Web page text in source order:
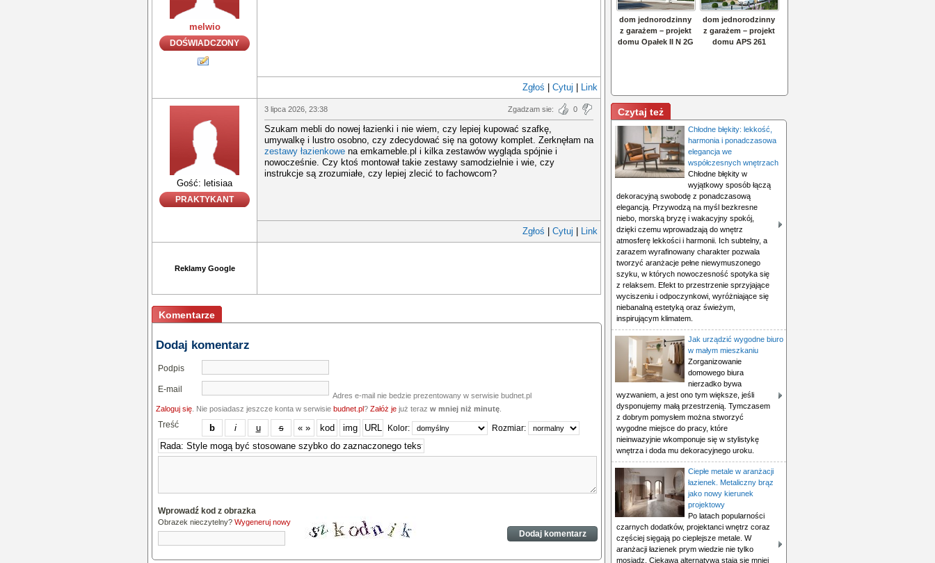
melwio
DOŚWIADCZONY
Zgłoś Cytuj Link
Gość: letisiaa
PRAKTYKANT
3 lipca 2026, 23:38 Zgadzam sie: 0
Szukam mebli do nowej łazienki i nie wiem, czy lepiej kupować szafkę,
umywalkę i lustro osobno, czy zdecydować się na gotowy komplet. Zerknęłam na
zestawy łazienkowe na emkameble.pl i kilka zestawów wygląda spójnie i
nowocześnie. Czy ktoś montował takie zestawy samodzielnie i wie, czy
instrukcje są zrozumiałe, czy lepiej zlecić to fachowcom?
Zgłoś Cytuj Link
Reklamy Google
Komentarze
Dodaj komentarz
Podpis
E-mail
Adres e-mail nie bedzie prezentowany w serwisie budnet.pl
Zaloguj się . Nie posiadasz jeszcze konta w serwisie budnet.pl? Załóż je już teraz w mniej niż minutę
Treść Kolor: Rozmiar:
Wprowadź kod z obrazka
Obrazek nieczytelny? Wygeneruj nowy
Czytaj też
Chłodne błękity: lekkość,
harmonia i ponadczasowa
elegancja we
współczesnych wnętrzach
Chłodne błękity w
wyjątkowy sposób łączą
dekoracyjną swobodę z ponadczasową
elegancją. Przywodzą na myśl bezkresne
niebo, morską bryzę i wakacyjny spokój,
dzięki czemu wprowadzają do wnętrz
atmosferę lekkości i harmonii. Ich subtelny, a
zarazem wyrafinowany charakter pozwala
tworzyć aranżacje pełne niewymuszonego
szyku, w których nowoczesność spotyka się
z relaksem. Efekt to przestrzenie sprzyjające
wyciszeniu i odpoczynkowi, wyróżniające się
niebanalną estetyką oraz świeżym,
inspirującym klimatem.
Jak urządzić wygodne biuro
w małym mieszkaniu
Zorganizowanie
domowego biura
nierzadko bywa
wyzwaniem, a jest ono tym większe, jeśli
dysponujemy małą przestrzenią. Tymczasem
z dobrym pomysłem można stworzyć
wygodne miejsce do pracy, które
nieinwazyjnie wkomponuje się w stylistykę
wnętrza i doda mu dekoracyjnego uroku.
Ciepłe metale w aranżacji
łazienek. Metaliczny brąz
jako nowy kierunek
projektowy
Po latach popularności
czarnych dodatków, projektanci wnętrz coraz
częściej sięgają po cieplejsze metale. W
aranżacji łazienek prym wiedzie nie tylko
mosiądz. Ciekawą alternatywą stają się mniej